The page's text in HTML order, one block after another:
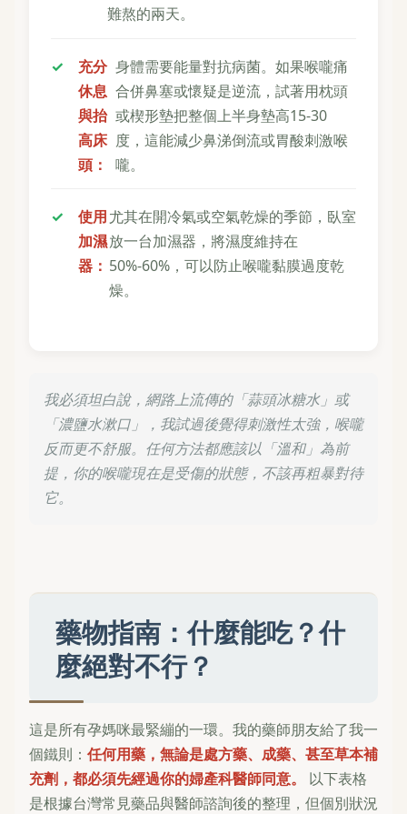
難熬的兩天。
充分
休息
與抬
高床
頭：
身體需要能量對抗病菌。如果喉嚨痛
合併鼻塞或懷疑是逆流，試著用枕頭
或楔形墊把整個上半身墊高15-30
度，這能減少鼻涕倒流或胃酸刺激喉
嚨。
使用
加濕
器：
尤其在開冷氣或空氣乾燥的季節，臥室
放一台加濕器，將濕度維持在
50%-60%，可以防止喉嚨黏膜過度乾
燥。
我必須坦白說，網路上流傳的「蒜頭冰糖水」或
「濃鹽水漱口」，我試過後覺得刺激性太強，喉嚨
反而更不舒服。任何方法都應該以「溫和」為前
提，你的喉嚨現在是受傷的狀態，不該再粗暴對待
它。
藥物指南：什麼能吃？什
麼絕對不行？
這是所有孕媽咪最緊繃的一環。我的藥師朋友給了我一
個鐵則： 任何用藥，無論是處方藥、成藥、甚至草本補
充劑，都必須先經過你的婦產科醫師同意。
以下表格
是根據台灣常見藥品與醫師諮詢後的整理，但個別狀況